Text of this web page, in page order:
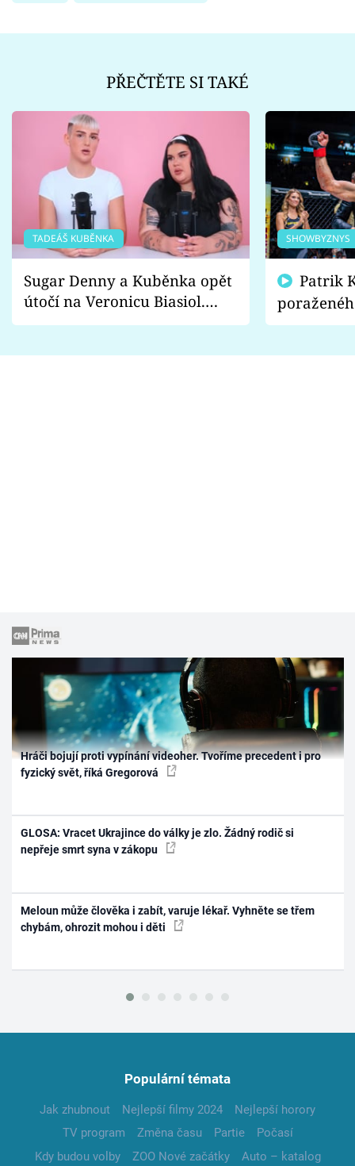
PŘEČTĚTE SI TAKÉ
TADEÁŠ KUBĚNKA
Sugar Denny a Kuběnka opět
útočí na Veronicu Biasiol.
Proč je podle nich falešná a
SHOWBYZNYS
fanoušci
Hráči bojují proti vypínání videoher. Tvoříme precedent i pro
fyzický svět, říká Gregorová
GLOSA: Vracet Ukrajince do války je zlo. Žádný rodič si
nepřeje smrt syna v zákopu
Meloun může člověka i zabít, varuje lékař. Vyhněte se třem
chybám, ohrozit mohou i děti
Populární témata
Jak zhubnout Nejlepší filmy 2024
Nejlepší horory
TV program
Změna času Partie
Počasí
Kdy budou volby
ZOO Nové začátky
Auto – katalog